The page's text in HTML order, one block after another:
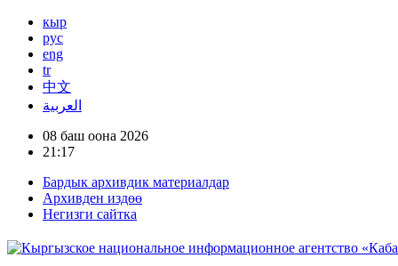
кыр
рус
eng
tr
中文
العربية
08 баш оона 2026
21:17
Бардык архивдик материалдар
Архивден издөө
Негизги сайтка